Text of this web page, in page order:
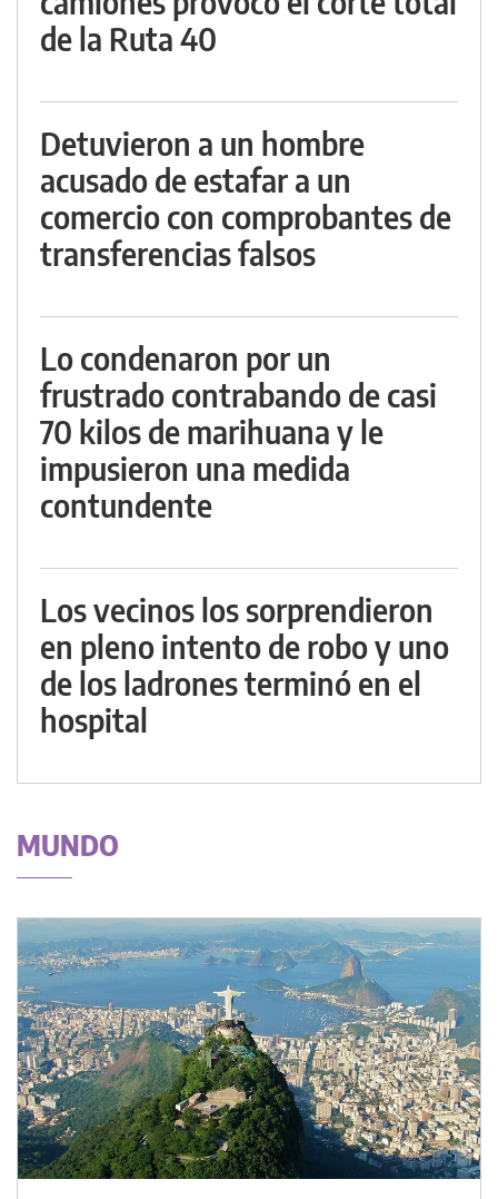
de la Ruta 40
Detuvieron a un hombre
acusado de estafar a un
comercio con comprobantes de
transferencias falsos
Lo condenaron por un
frustrado contrabando de casi
70 kilos de marihuana y le
impusieron una medida
contundente
Los vecinos los sorprendieron
en pleno intento de robo y uno
de los ladrones terminó en el
hospital
MUNDO